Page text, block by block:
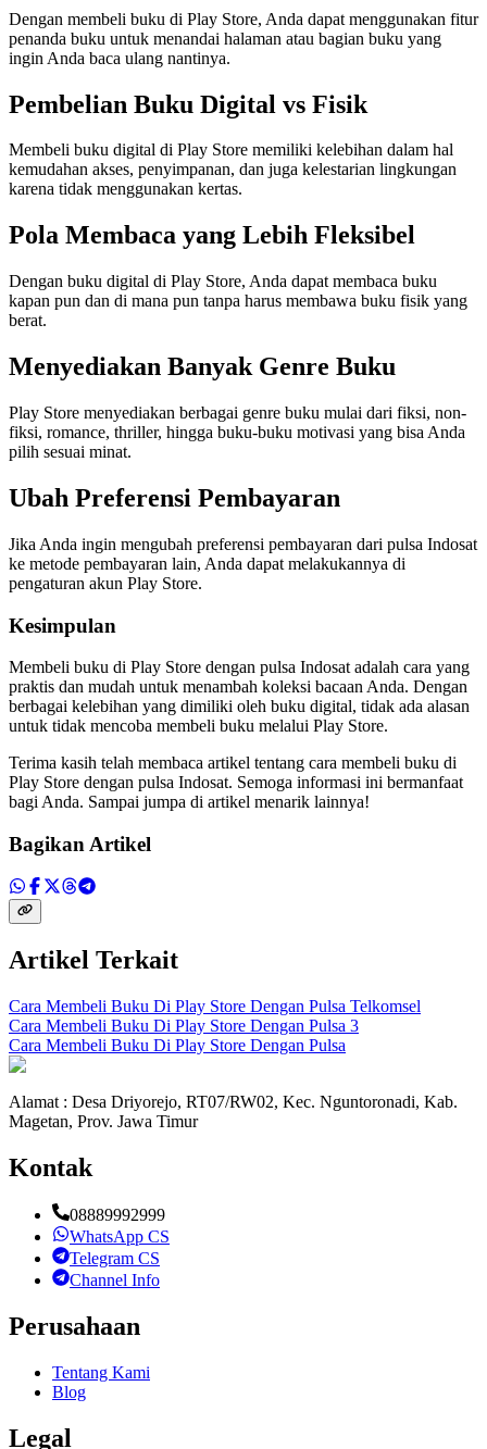
Dengan membeli buku di Play Store, Anda dapat menggunakan fitur
penanda buku untuk menandai halaman atau bagian buku yang
ingin Anda baca ulang nantinya.
Pembelian Buku Digital vs Fisik
Membeli buku digital di Play Store memiliki kelebihan dalam hal
kemudahan akses, penyimpanan, dan juga kelestarian lingkungan
karena tidak menggunakan kertas.
Pola Membaca yang Lebih Fleksibel
Dengan buku digital di Play Store, Anda dapat membaca buku
kapan pun dan di mana pun tanpa harus membawa buku fisik yang
berat.
Menyediakan Banyak Genre Buku
Play Store menyediakan berbagai genre buku mulai dari fiksi, non-
fiksi, romance, thriller, hingga buku-buku motivasi yang bisa Anda
pilih sesuai minat.
Ubah Preferensi Pembayaran
Jika Anda ingin mengubah preferensi pembayaran dari pulsa Indosat
ke metode pembayaran lain, Anda dapat melakukannya di
pengaturan akun Play Store.
Kesimpulan
Membeli buku di Play Store dengan pulsa Indosat adalah cara yang
praktis dan mudah untuk menambah koleksi bacaan Anda. Dengan
berbagai kelebihan yang dimiliki oleh buku digital, tidak ada alasan
untuk tidak mencoba membeli buku melalui Play Store.
Terima kasih telah membaca artikel tentang cara membeli buku di
Play Store dengan pulsa Indosat. Semoga informasi ini bermanfaat
bagi Anda. Sampai jumpa di artikel menarik lainnya!
Bagikan Artikel
Artikel Terkait
Cara Membeli Buku Di Play Store Dengan Pulsa Telkomsel
Cara Membeli Buku Di Play Store Dengan Pulsa 3
Cara Membeli Buku Di Play Store Dengan Pulsa
Alamat : Desa Driyorejo, RT07/RW02, Kec. Nguntoronadi, Kab.
Magetan, Prov. Jawa Timur
Kontak
08889992999
WhatsApp CS
Telegram CS
Channel Info
Perusahaan
Tentang Kami
Blog
Legal